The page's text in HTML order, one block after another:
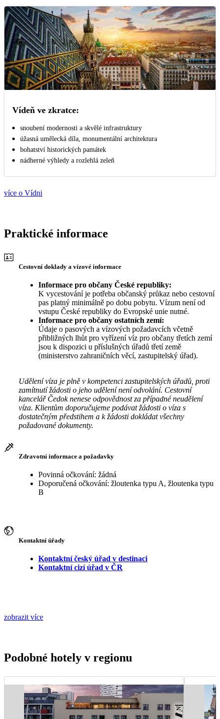
Vídeň ve zkratce:
snoubení modernosti a skvělé infrastruktury
úžasná umělecká díla, monumentální architektura
bohatství historických památek
nádherné výhledy a rozlehlá zeleň
více o Vídni
Praktické informace
Cestovní doklady a vízové informace
Informace pro občany České republiky:
K vycestování je potřeba občanský průkaz nebo cestovní
pas platný minimálně po dobu pobytu. Vízum není od
vstupu České republiky do Evropské unie nutné.
Informace pro občany ostatních zemí:
Údaje o pasových a vízových požadavcích včetně
přibližných lhůt pro vyřízení víz pro občany třetích zemí
jsou k dispozici u příslušných úřadů třetí země
(ministerstvo zahraničních věcí, zastupitelský úřad).
Udělení víza je plně v kompetenci zastupitelských úřadů, proti
zamítnutí žádosti o jeho udělení není odvolání. Cestovní
kancelář Čedok nenese odpovědnost za případné neudělení
víza. Klientům doporučujeme podávat žádosti o víza s
dostatečným předstihem a k žádosti dokládat všechny
požadované dokumenty.
Zdravotní informace a požadavky
Povinná očkování: žádná
Doporučená očkování: žloutenka typu A, žloutenka typu
B
Kontaktní úřady
Kontaktní český úřad v destinaci
Kontaktní cizí úřad v ČR
zobrazit více
Podobné hotely v regionu